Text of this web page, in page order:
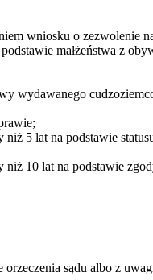
wniosku o zezwolenie
małżeństwa z
wydawanego
5 lat na podstawie
niż 10 lat na podstawie
sądu albo z